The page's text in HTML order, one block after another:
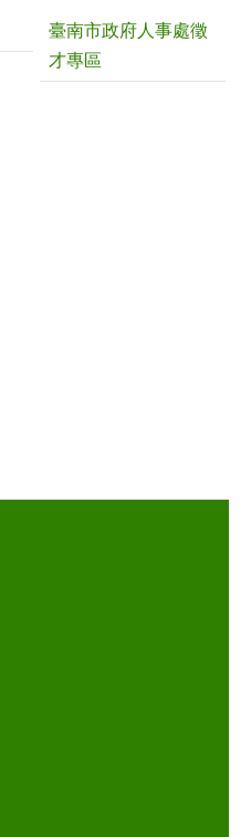
臺南市政府人事處徵
才專區